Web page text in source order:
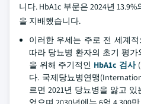
니다. HbA1c 부문은 2024년
을 지배했습니다.
이러한 우세는 주로 전 세계
따라 당뇨병 환자의 초기 평
을 위해 주기적인 HbA1c 검사(
다. 국제당뇨병연맹
르면 2021년 당뇨병을 앓고